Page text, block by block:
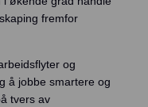
fremfor
og
å jobbe smartere og
tvers av